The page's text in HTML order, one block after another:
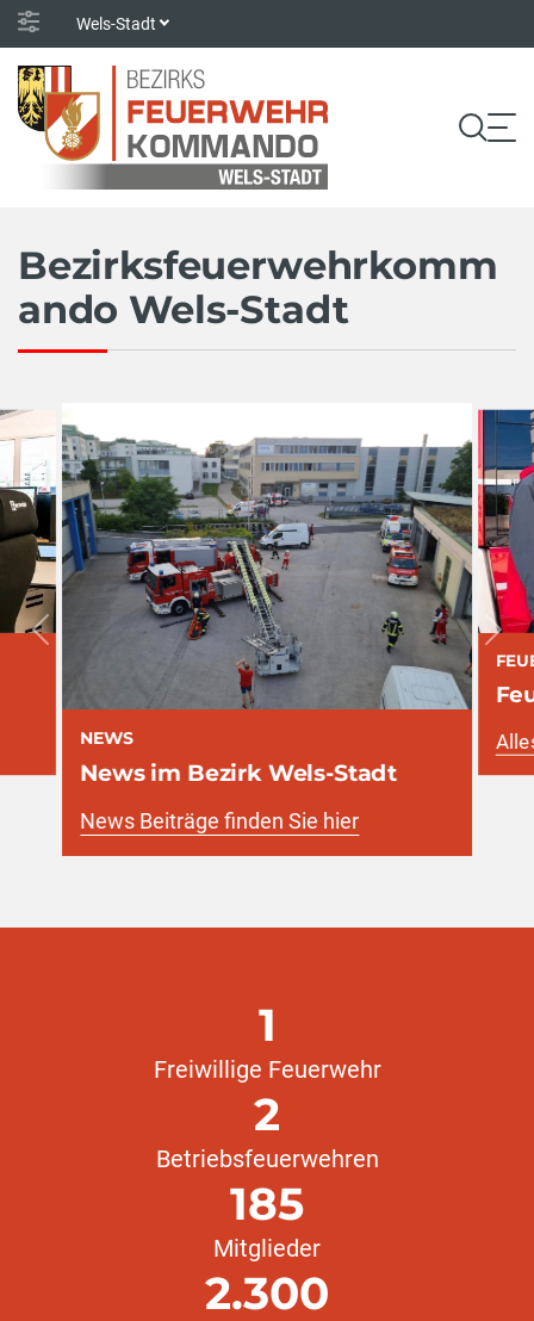
Wels-Stadt
Bezirksfeuerwehrkomm
ando Wels-Stadt
NEWS
News im Bezirk Wels-Stadt
News Beiträge finden Sie hier
vorherige
1
Freiwillige Feuerwehr
2
Betriebsfeuerwehren
185
Mitglieder
2.300